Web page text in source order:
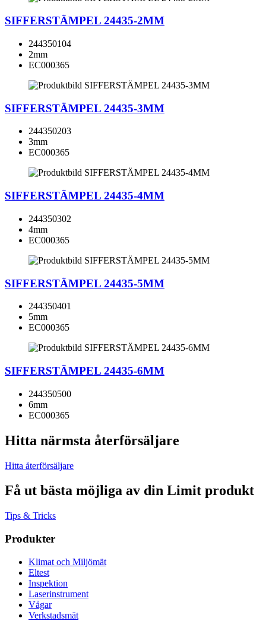
SIFFERSTÄMPEL 24435-2MM
244350104
2mm
EC000365
SIFFERSTÄMPEL 24435-3MM
244350203
3mm
EC000365
SIFFERSTÄMPEL 24435-4MM
244350302
4mm
EC000365
SIFFERSTÄMPEL 24435-5MM
244350401
5mm
EC000365
SIFFERSTÄMPEL 24435-6MM
244350500
6mm
EC000365
Hitta närmsta återförsäljare
Hitta återförsäljare
Få ut bästa möjliga av din Limit produkt
Tips & Tricks
Produkter
Klimat och Miljömät
Eltest
Inspektion
Laserinstrument
Vågar
Verkstadsmät